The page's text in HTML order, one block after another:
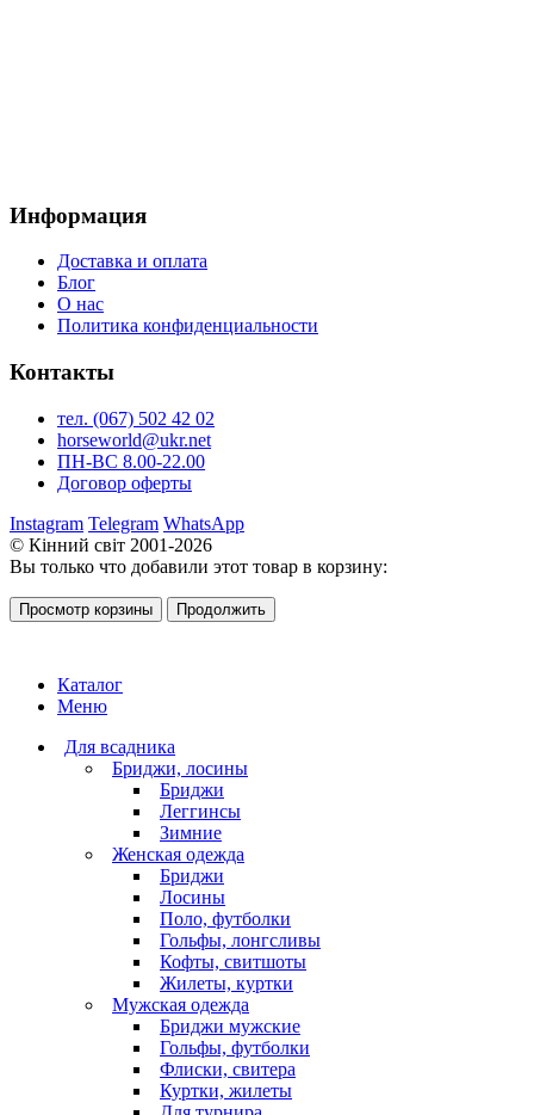
Информация
Доставка и оплата
Блог
О нас
Политика конфиденциальности
Контакты
тел. (067) 502 42 02
horseworld@ukr.net
ПН-ВС 8.00-22.00
Договор оферты
Instagram Telegram WhatsApp
© Кінний світ 2001-2026
Вы только что добавили этот товар в корзину:
Просмотр корзины Продолжить
Каталог
Меню
Для всадника
Бриджи, лосины
Бриджи
Леггинсы
Зимние
Женская одежда
Бриджи
Лосины
Поло, футболки
Гольфы, лонгсливы
Кофты, свитшоты
Жилеты, куртки
Мужская одежда
Бриджи мужские
Гольфы, футболки
Флиски, свитера
Куртки, жилеты